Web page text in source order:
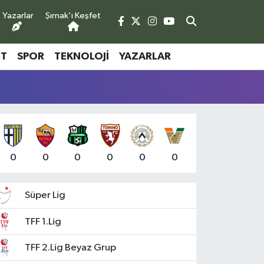
Yazarlar Şırnak'ı Keşfet
SPOR TEKNOLOJI YAZARLAR
0 0 0 0 0 0
Süper Lig
TFF 1.Lig
TFF 2.Lig Beyaz Grup